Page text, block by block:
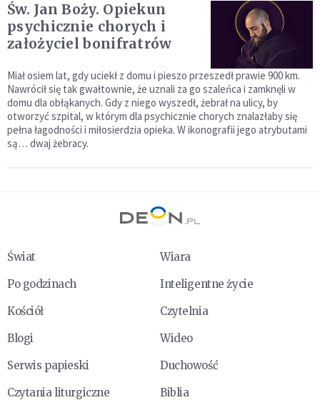
Św. Jan Boży. Opiekun
psychicznie chorych i
założyciel bonifratrów
Miał osiem lat, gdy uciekł z domu i pieszo przeszedł prawie 900 km.
Nawrócił się tak gwałtownie, że uznali za go szaleńca i zamknęli w
domu dla obłąkanych. Gdy z niego wyszedł, żebrał na ulicy, by
otworzyć szpital, w którym dla psychicznie chorych znalazłaby się
pełna łagodności i miłosierdzia opieka. W ikonografii jego atrybutami
są… dwaj żebracy.
Świat
Wiara
Po godzinach
Inteligentne życie
Kościół
Czytelnia
Blogi
Wideo
Serwis papieski
Duchowość
Czytania liturgiczne
Biblia